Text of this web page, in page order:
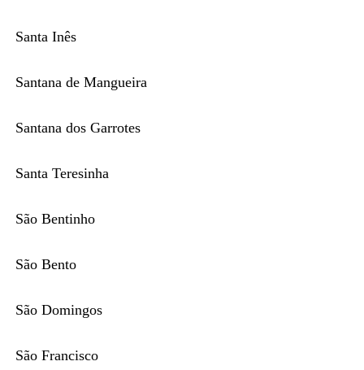
Santa Inês
Santana de Mangueira
Santana dos Garrotes
Santa Teresinha
São Bentinho
São Bento
São Domingos
São Francisco